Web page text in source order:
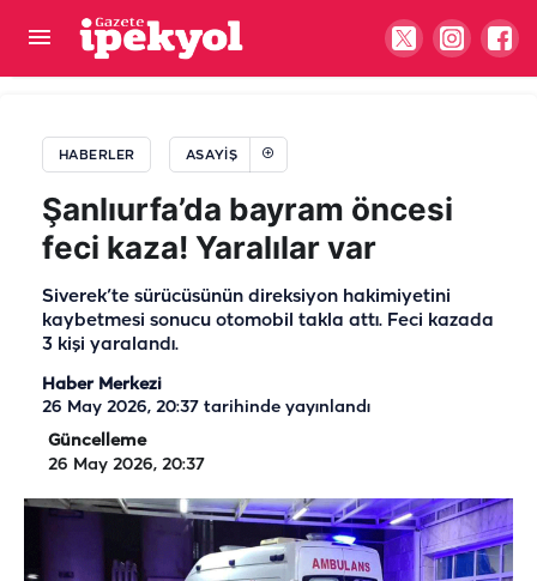
HABERLER ASAYIŞ
Şanlıurfa’da bayram öncesi
feci kaza! Yaralılar var
Siverek’te sürücüsünün direksiyon hakimiyetini
kaybetmesi sonucu otomobil takla attı. Feci kazada
3 kişi yaralandı.
Haber Merkezi
26 May 2026, 20:37 tarihinde yayınlandı
Güncelleme
26 May 2026, 20:37
Şanlıurfa'da korkutan yangın: Alevler tüm evi